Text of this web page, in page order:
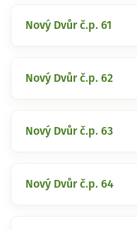
Nový Dvůr č.p. 61
Nový Dvůr č.p. 62
Nový Dvůr č.p. 63
Nový Dvůr č.p. 64